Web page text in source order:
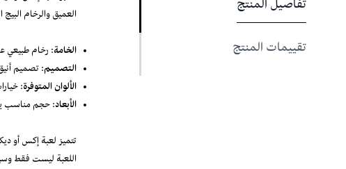
تفاصيل المنتج
تقييمات المنتج
العميق والرخام
الخامة: رخام طبيعي
التصميم: تصميم
الألوان المتوفرة:
الأبعاد: حجم مناسب
تتميز لعبة إكس أو
اللعبة ليست فقط